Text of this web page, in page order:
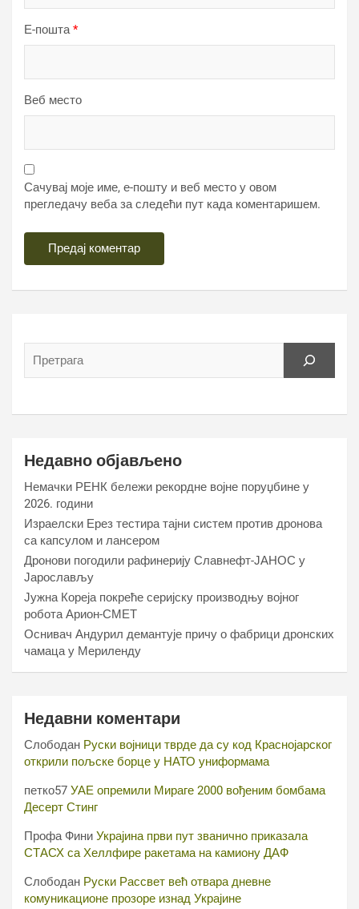
Е-пошта*
Веб место
Сачувај моје име, е-пошту и веб место у овом
прегледачу веба за следећи пут када коментаришем.
Недавно објављено
Немачки РЕНК бележи рекордне војне поруџбине у
2026. години
Израелски Ерез тестира тајни систем против дронова
са капсулом и лансером
Дронови погодили рафинерију Славнефт-ЈАНОС у
Јарослављу
Јужна Кореја покреће серијску производњу војног
робота Арион-СМЕТ
Оснивач Андурил демантује причу о фабрици дронских
чамаца у Мериленду
Недавни коментари
Слободан Руски војници тврде да су код Краснојарског
открили пољске борце у НАТО униформама
петко57 УАЕ опремили Мираге 2000 вођеним бомбама
Десерт Стинг
Профа Фини Украјина први пут званично приказала
СТАСХ са Хеллфире ракетама на камиону ДАФ
Слободан Руски Рассвет већ отвара дневне
комуникационе прозоре изнад Украјине